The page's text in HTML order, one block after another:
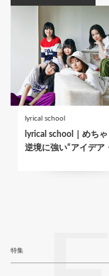
lyrical school
lyrical school｜めち
逆境に強い“アイデア
特集